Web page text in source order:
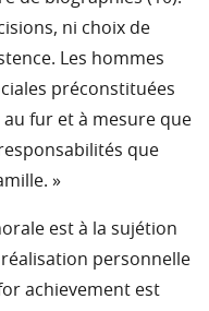
ni choix de
Les hommes
préconstituées
fur et à mesure que
que
»
est à la sujétion
personnelle
achievement est